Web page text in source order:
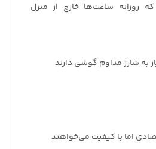
روزانه ساعت‌ها خارج از منزل
به شارژ مداوم گوشی دارند
اما با کیفیت می‌خواهند